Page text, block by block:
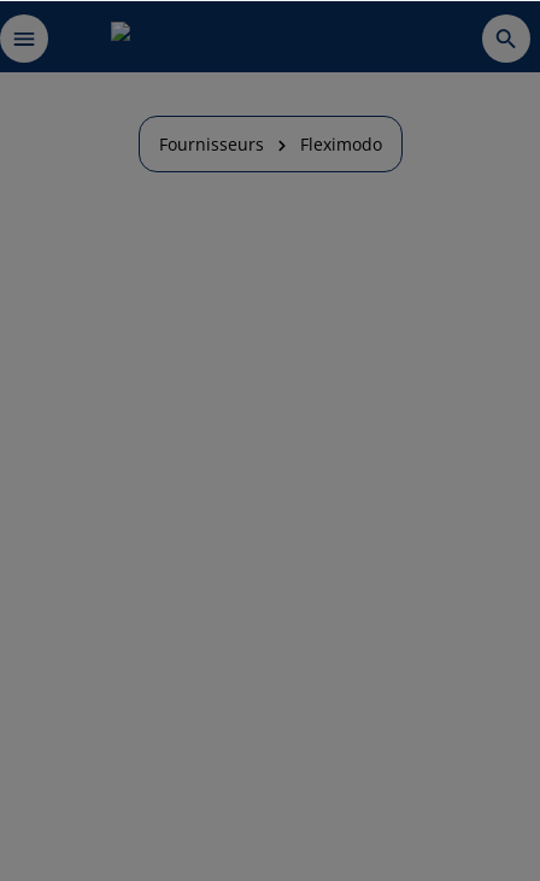
Fournisseurs Fleximodo